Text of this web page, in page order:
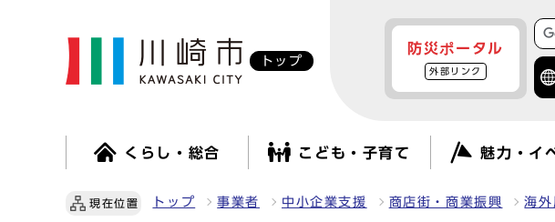
トップ
防災ポータル
外部リンク
くらし・総合 こども・子育て 魅力・イ
現在位置 トップ 事業者 中小企業支援 商店街・商業振興 海外